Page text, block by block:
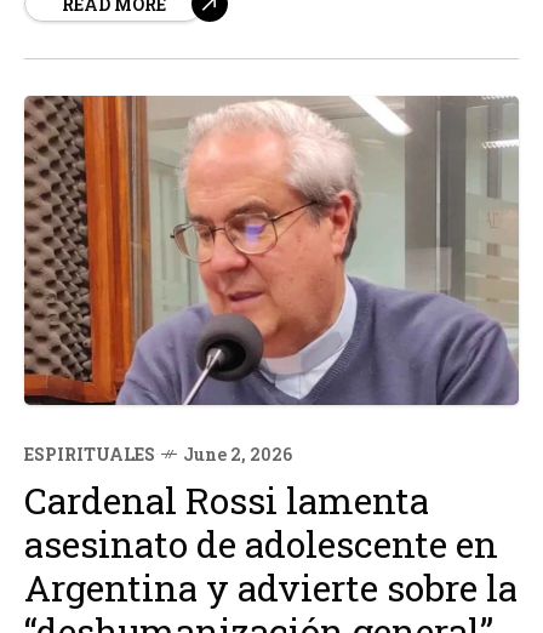
muerte de Mons. Osório Citora Afonso, Obispo de
ESPIRITUALES June 2, 2026
Cardenal Rossi lamenta
asesinato de adolescente en
Argentina y advierte sobre la